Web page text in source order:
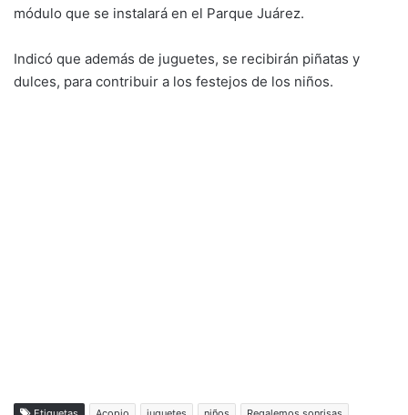
módulo que se instalará en el Parque Juárez.
Indicó que además de juguetes, se recibirán piñatas y
dulces, para contribuir a los festejos de los niños.